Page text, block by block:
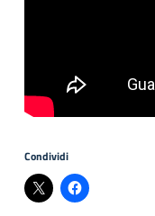
Condividi